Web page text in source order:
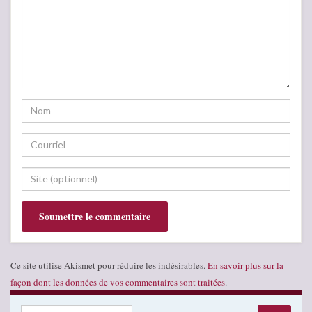
Ce site utilise Akismet pour réduire les indésirables. En savoir plus sur la
façon dont les données de vos commentaires sont traitées.